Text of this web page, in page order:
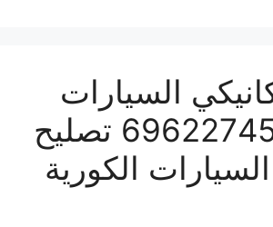
السيارات
الكورية 69622745 تصليح
الكورية